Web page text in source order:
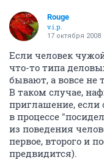
Rouge
v.i.p.
17 октября 2008
Если человек
что-то типа
бывают, а вовсе не
В таком случае,
приглашение, если
в процессе
из поведения
первое, второго и
предвидится).